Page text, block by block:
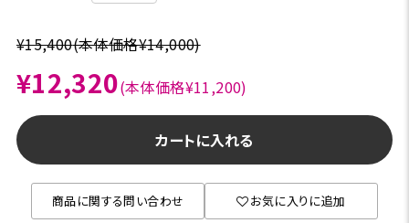
¥15,400(本体価格¥14,000)
¥12,320(本体価格¥11,200)
カートに入れる
商品に関する問い合わせ お気に入りに追加